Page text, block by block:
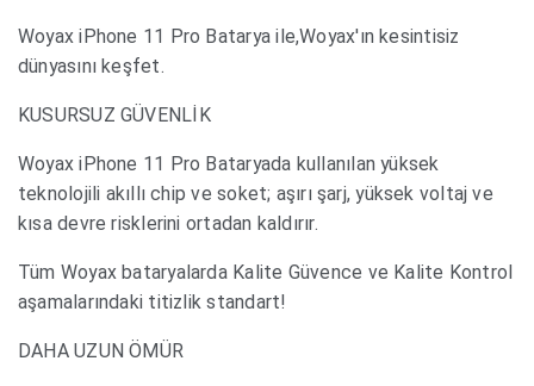
Woyax iPhone 11 Pro Batarya ile,Woyax'ın kesintisiz
dünyasını keşfet.
KUSURSUZ GÜVENLİK
Woyax iPhone 11 Pro Bataryada kullanılan yüksek
teknolojili akıllı chip ve soket; aşırı şarj, yüksek voltaj ve
kısa devre risklerini ortadan kaldırır.
Tüm Woyax bataryalarda Kalite Güvence ve Kalite Kontrol
aşamalarındaki titizlik standart!
DAHA UZUN ÖMÜR